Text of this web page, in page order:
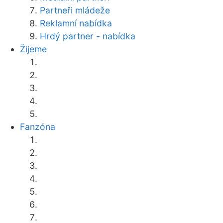
Partneři mládeže
Reklamní nabídka
Hrdý partner - nabídka
Žijeme
Fanzóna